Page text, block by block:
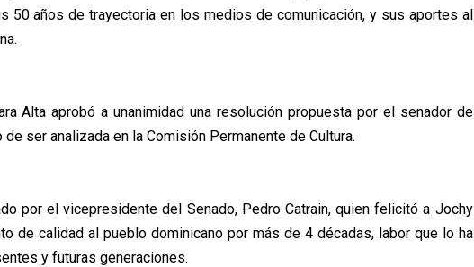
50 años de trayectoria en los medios de comunicación, y sus aportes al
Alta aprobó a unanimidad una resolución propuesta por el senador de
ser analizada en la Comisión Permanente de Cultura.
por el vicepresidente del Senado, Pedro Catrain, quien felicitó a Jochy
de calidad al pueblo dominicano por más de 4 décadas, labor que lo ha
y futuras generaciones.